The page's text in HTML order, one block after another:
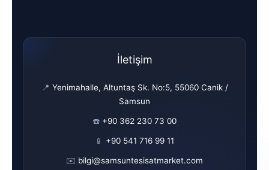
İletişim
📍 Yenimahalle, Altuntaş Sk. No:5, 55060 Canik /
Samsun
☎️ +90 362 230 73 00
📱 +90 541 716 99 11
✉️ bilgi@samsuntesisatmarket.com